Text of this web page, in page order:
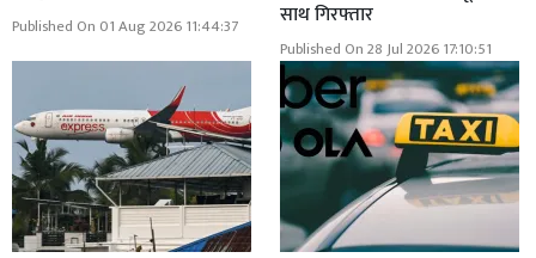
Published On 01 Aug 2026 11:44:37 साथ गिरफ्तार
Published On 28 Jul 2026 17:10:51